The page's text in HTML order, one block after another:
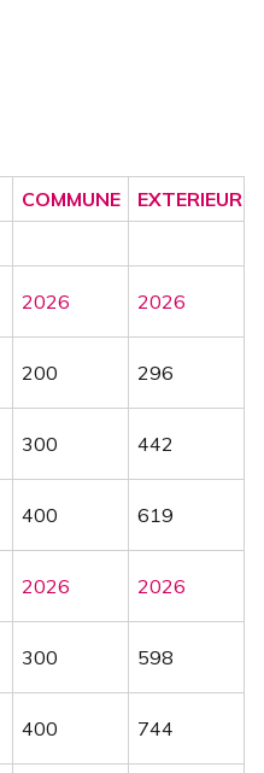
COMMUNE
EXTERIEUR
2026 2026
200 296
300 442
400 619
2026 2026
300 598
400 744